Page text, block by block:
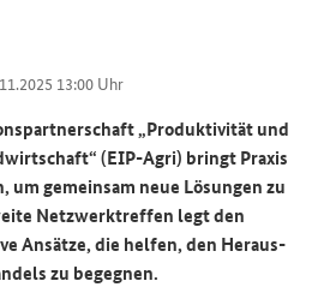
13:00 Uhr
„Pro­duk­ti­vi­tät und
(EIP-​Agri) bringt Pra­xis
um ge­mein­sam neue Lö­sun­gen zu
Netz­werk­tref­fen legt den
An­sät­ze, die hel­fen, den Her­aus­
zu be­geg­nen.